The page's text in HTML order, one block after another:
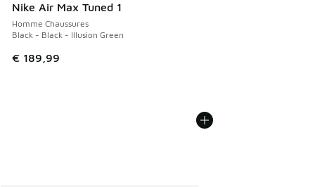
Nike Air Max Tuned 1
Homme Chaussures
Black - Black - Illusion Green
€ 189,99